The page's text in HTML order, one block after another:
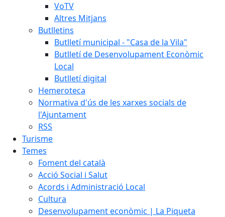
VoTV
Altres Mitjans
Butlletins
Butlletí municipal - "Casa de la Vila"
Butlletí de Desenvolupament Econòmic
Local
Butlletí digital
Hemeroteca
Normativa d'ús de les xarxes socials de
l'Ajuntament
RSS
Turisme
Temes
Foment del català
Acció Social i Salut
Acords i Administració Local
Cultura
Desenvolupament econòmic | La Piqueta